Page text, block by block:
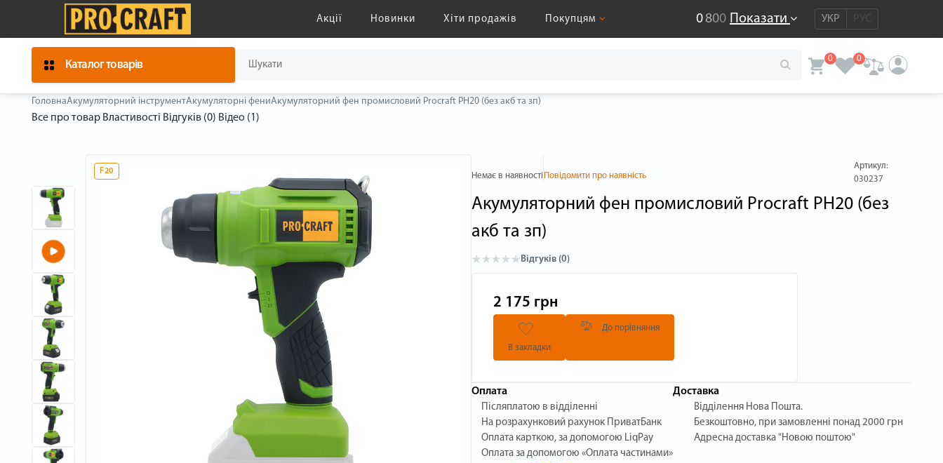
Акції Новинки Хіти продажів Покупцям 0800 Показати УКР РУС
Каталог товарів
0 0
ГоловнаАкумуляторний інструментАкумуляторні фениАкумуляторний фен промисловий Procraft PH20 (без акб та зп)
Все про товар Властивості Відгуків (0) Відео (1)
F20 Немає в наявності Повідомити про наявність
Артикул:
030237
Акумуляторний фен промисловий Procraft PH20 (без
акб та зп)
Відгуків (0)
2 175 грн
В закладки
До порівняння
Оплата
Післяплатою в відділенні
На розрахунковий рахунок ПриватБанк
Оплата карткою, за допомогою LiqPay
Оплата за допомогою «Оплата частинами»
Доставка
Відділення Нова Пошта.
Безкоштовно, при замовленні понад 2000 грн
Адресна доставка "Новою поштою"